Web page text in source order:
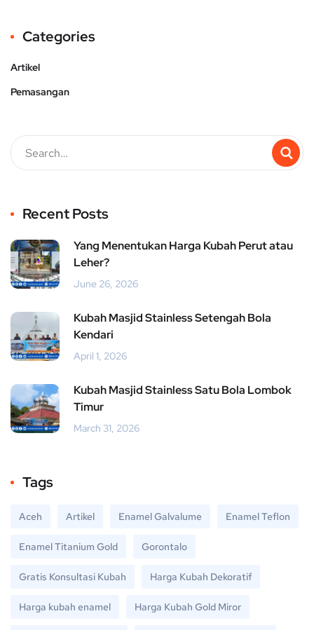
Categories
Artikel
Pemasangan
Recent Posts
Yang Menentukan Harga Kubah Perut atau
Leher?
June 26, 2026
Kubah Masjid Stainless Setengah Bola
Kendari
April 1, 2026
Kubah Masjid Stainless Satu Bola Lombok
Timur
March 31, 2026
Tags
Aceh Artikel Enamel Galvalume Enamel Teflon
Enamel Titanium Gold Gorontalo
Gratis Konsultasi Kubah Harga Kubah Dekoratif
Harga kubah enamel Harga Kubah Gold Miror